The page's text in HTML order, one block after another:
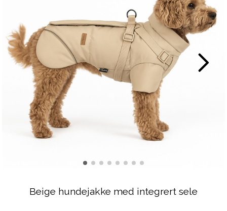
Beige hundejakke med integrert sele